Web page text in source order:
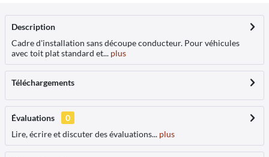
Description
Cadre d'installation sans découpe conducteur. Pour véhicules
avec toit plat standard et... plus
Téléchargements
Évaluations
0
Lire, écrire et discuter des évaluations... plus